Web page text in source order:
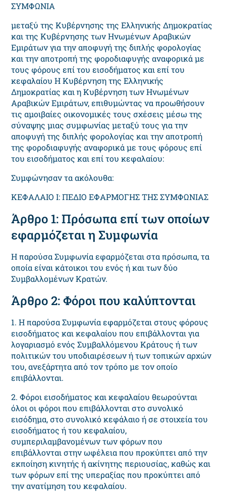
ΣΥΜΦΩΝΙΑ
μεταξύ της Κυβέρνησης της Ελληνικής Δημοκρατίας
και της Κυβέρνησης των Ηνωμένων Αραβικών
Εμιράτων για την αποφυγή της διπλής φορολογίας
και την αποτροπή της φοροδιαφυγής αναφορικά με
τους φόρους επί του εισοδήματος και επί του
κεφαλαίου Η Κυβέρνηση της Ελληνικής
Δημοκρατίας και η Κυβέρνηση των Ηνωμένων
Αραβικών Εμιράτων, επιθυμώντας να προωθήσουν
τις αμοιβαίες οικονομικές τους σχέσεις μέσω της
σύναψης μιας συμφωνίας μεταξύ τους για την
αποφυγή της διπλής φορολογίας και την αποτροπή
της φοροδιαφυγής αναφορικά με τους φόρους επί
του εισοδήματος και επί του κεφαλαίου:
Συμφώνησαν τα ακόλουθα:
ΚΕΦΑΛΑΙΟ I: ΠΕΔΙΟ ΕΦΑΡΜΟΓΗΣ ΤΗΣ ΣΥΜΦΩΝΙΑΣ
Άρθρο 1: Πρόσωπα επί των οποίων
εφαρμόζεται η Συμφωνία
Η παρούσα Συμφωνία εφαρμόζεται στα πρόσωπα, τα
οποία είναι κάτοικοι του ενός ή και των δύο
Συμβαλλομένων Κρατών.
Άρθρο 2: Φόροι που καλύπτονται
1. Η παρούσα Συμφωνία εφαρμόζεται στους φόρους
εισοδήματος και κεφαλαίου που επιβάλλονται για
λογαριασμό ενός Συμβαλλόμενου Κράτους ή των
πολιτικών του υποδιαιρέσεων ή των τοπικών αρχών
του, ανεξάρτητα από τον τρόπο με τον οποίο
επιβάλλονται.
2. Φόροι εισοδήματος και κεφαλαίου θεωρούνται
όλοι οι φόροι που επιβάλλονται στο συνολικό
εισόδημα, στο συνολικό κεφάλαιο ή σε στοιχεία του
εισοδήματος ή του κεφαλαίου,
συμπεριλαμβανομένων των φόρων που
επιβάλλονται στην ωφέλεια που προκύπτει από την
εκποίηση κινητής ή ακίνητης περιουσίας, καθώς και
των φόρων επί της υπεραξίας που προκύπτει από
την ανατίμηση του κεφαλαίου.